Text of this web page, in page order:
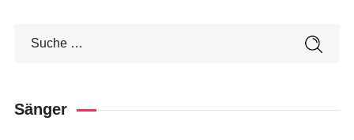
Sänger